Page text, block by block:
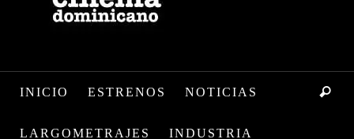
INICIO ESTRENOS NOTICIAS
LARGOMETRAJES INDUSTRIA